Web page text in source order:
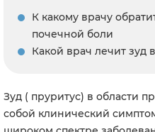
К какому врачу
почечной боли
Какой врач лечит зуд
Зуд ( пруритус) в области
собой клинический